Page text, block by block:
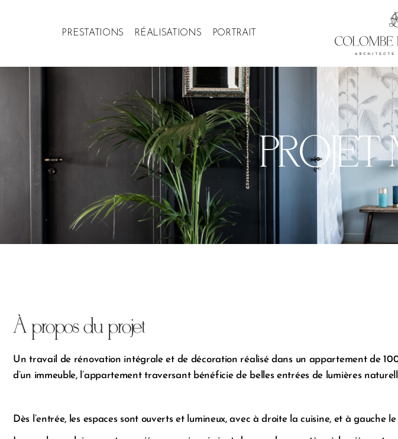
PRESTATIONS RÉALISATIONS PORTRAIT
À propos du projet
Un travail de rénovation intégrale et de décoration réalisé dans un appartement de
d’un immeuble, l’appartement traversant bénéficie de belles entrées de lumières
Dès l’entrée, les espaces sont ouverts et lumineux, avec à droite la cuisine, et à gauche